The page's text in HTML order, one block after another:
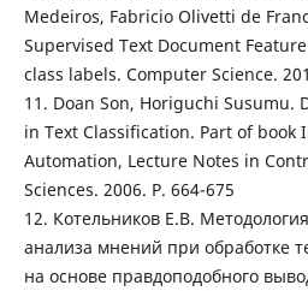
Medeiros, Fabricio Olivetti de
Supervised Text Document
class labels. Computer Science.
11. Doan Son, Horiguchi Susumu.
in Text Classification. Part of
Automation, Lecture Notes in
Sciences. 2006. P. 664-675
12. Котельников Е.В.
анализа мнений при обработке
на основе правдоподобного